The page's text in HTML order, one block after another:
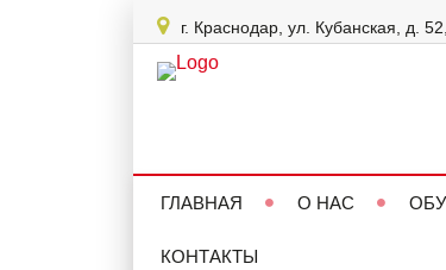
г. Краснодар, ул. Кубанская, д.
ГЛАВНАЯ О НАС
КОНТАКТЫ